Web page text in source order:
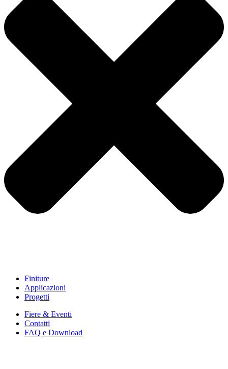
Finiture
Applicazioni
Progetti
Fiere & Eventi
Contatti
FAQ e Download